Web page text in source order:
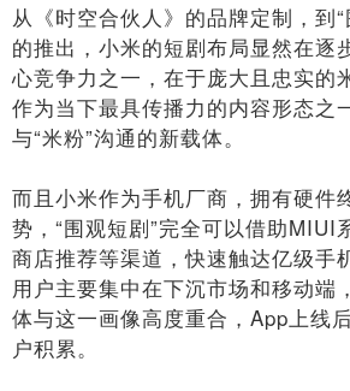
从《时空合伙人》的品牌定制，到
的推出，小米的短剧布局显然在逐
心竞争力之一，在于庞大且忠实的
作为当下最具传播力的内容形态之
与“米粉”沟通的新载体。
而且小米作为手机厂商，拥有硬件
势，“围观短剧”完全可以借助MIUI
商店推荐等渠道，快速触达亿级手
用户主要集中在下沉市场和移动端
体与这一画像高度重合，App上线
户积累。